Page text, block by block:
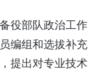
役部队政治工作
编组和选拔补充
提出对专业技术